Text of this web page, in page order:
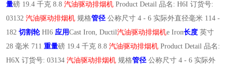
量磅 19.4 千克 8.8 汽油驱动排烟机 Product Detail 品名: H6I 订货号:
03132 汽油驱动排烟机 规格管径公称尺寸 4 - 6 实际外直径毫米 114 -
182 切割轮HI6 应用Cast Iron, Ductil汽油驱动排烟机e Iron长度 英寸
28 毫米 711 重量磅 19.4 千克 8.8 汽油驱动排烟机 Product Detail 品名:
H6X 订货号: 03134 汽油驱动排烟机 规格管径公称尺寸 4 - 6 实际外